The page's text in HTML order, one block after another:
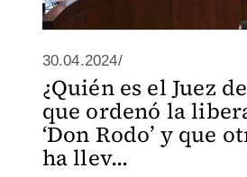
30.04.2024/
¿Quién es el Juez
que ordenó la
‘Don Rodo’ y que
ha llev...